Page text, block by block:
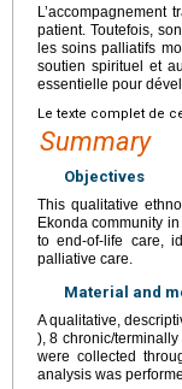
patient. Toutefois,
les soins palliatifs
soutien spirituel et
essentielle pour
Le texte complet de
Summary
Objectives
This qualitative
Ekonda community
to end-of-life care,
palliative care.
Material and
A qualitative,
), 8 chronic/
were collected
analysis was